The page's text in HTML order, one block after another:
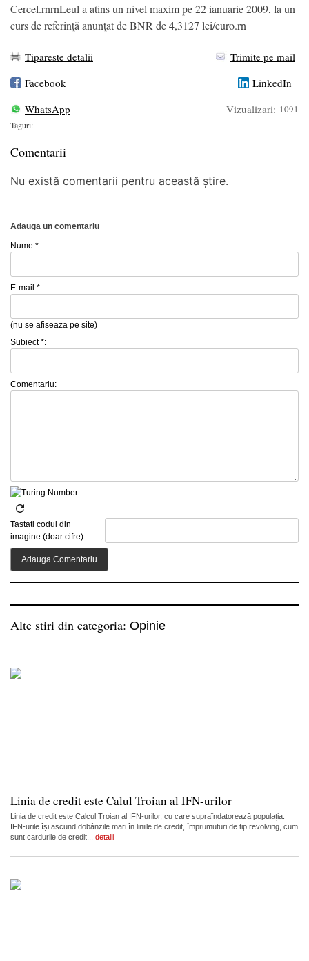
Cercel.rnrnLeul a atins un nivel maxim pe 22 ianuarie 2009, la un
curs de referinţă anunţat de BNR de 4,3127 lei/euro.rn
Tipareste detalii
Trimite pe mail
Facebook
LinkedIn
WhatsApp
Vizualizari: 1091
Taguri:
Comentarii
Nu există comentarii pentru această știre.
Adauga un comentariu
Nume *:
E-mail *:
(nu se afiseaza pe site)
Subiect *:
Comentariu:
Tastati codul din
imagine (doar cifre)
Alte stiri din categoria: Opinie
Linia de credit este Calul Troian al IFN-urilor
Linia de credit este Calcul Troian al IFN-urilor, cu care supraîndatorează populația.
IFN-urile își ascund dobânzile mari în liniile de credit, împrumuturi de tip revolving, cum
sunt cardurile de credit... detalii